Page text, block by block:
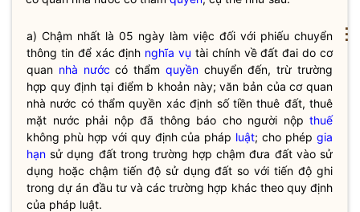
a) Chậm nhất là 05 ngày làm việc đối với phiếu chuyển
thông tin để xác định nghĩa vụ tài chính về đất đai do cơ
quan nhà nước có thẩm quyềnchuyển đến, trừ trường
hợp quy định tại điểm b khoản này; văn bản của cơ quan
nhà nước có thẩmquyền xác định số tiền thuê đất, thuê
mặt nước phải nộp đã thông báo cho người nộp thuế
không phù hợp với quy định của pháp luật; cho phépgia
hạn sử dụng đất trong trường hợp chậm đưa đất vào sử
dụng hoặc chậm tiến độ sử dụng đất so với tiến độ ghi
trong dự án đầu tư và các trường hợp khác theo quy định
của pháp luật.
⋮